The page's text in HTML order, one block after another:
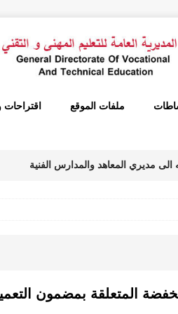
ملفات الموقع
2026/24 موجه الى مديري المعاهد والمدارس الفنية
المهني والتقني يتعلق بارسال التقارير
المتعلقة بمضمون